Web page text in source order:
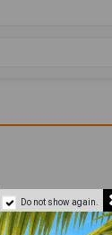
Do not show again.